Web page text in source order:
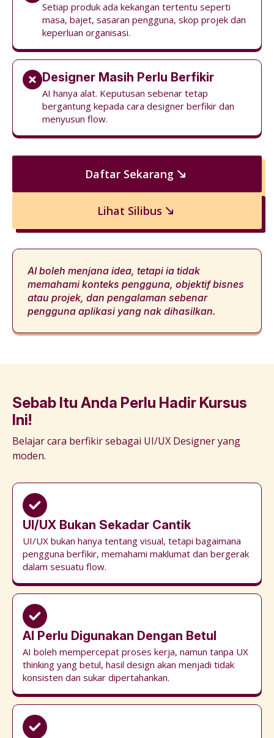
Setiap produk ada kekangan tertentu seperti
masa, bajet, sasaran pengguna, skop projek dan
keperluan organisasi.
Designer Masih Perlu Berfikir
AI hanya alat. Keputusan sebenar tetap
bergantung kepada cara designer berfikir dan
menyusun flow.
Daftar Sekarang
Lihat Silibus
AI boleh menjana idea, tetapi ia tidak
memahami konteks pengguna, objektif bisnes
atau projek, dan pengalaman sebenar
pengguna aplikasi yang nak dihasilkan.
Sebab Itu Anda Perlu Hadir Kursus
Ini!
Belajar cara berfikir sebagai UI/UX Designer yang
moden.
UI/UX Bukan Sekadar Cantik
UI/UX bukan hanya tentang visual, tetapi bagaimana
pengguna berfikir, memahami maklumat dan bergerak
dalam sesuatu flow.
AI Perlu Digunakan Dengan Betul
AI boleh mempercepat proses kerja, namun tanpa UX
thinking yang betul, hasil design akan menjadi tidak
konsisten dan sukar dipertahankan.